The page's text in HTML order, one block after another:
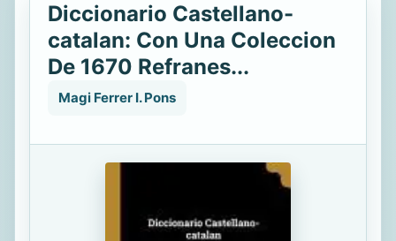
Diccionario Castellano-
catalan: Con Una Coleccion
De 1670 Refranes...
Magi Ferrer I. Pons